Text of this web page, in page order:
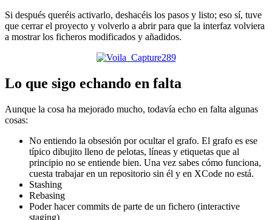
Si después queréis activarlo, deshacéis los pasos y listo; eso sí, tuve
que cerrar el proyecto y volverlo a abrir para que la interfaz volviera
a mostrar los ficheros modificados y añadidos.
Lo que sigo echando en falta
Aunque la cosa ha mejorado mucho, todavía echo en falta algunas
cosas:
No entiendo la obsesión por ocultar el grafo. El grafo es ese
típico dibujito lleno de pelotas, líneas y etiquetas que al
principio no se entiende bien. Una vez sabes cómo funciona,
cuesta trabajar en un repositorio sin él y en XCode no está.
Stashing
Rebasing
Poder hacer commits de parte de un fichero (interactive
staging)